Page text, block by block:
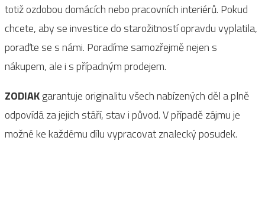
totiž ozdobou domácích nebo pracovních interiérů. Pokud
chcete, aby se investice do starožitností opravdu vyplatila,
poraďte se s námi. Poradíme samozřejmě nejen s
nákupem, ale i s případným prodejem.
ZODIAKgarantuje originalitu všech nabízených děl a plně
odpovídá za jejich stáří, stav i původ. V případě zájmu je
možné ke každému dílu vypracovat znalecký posudek.